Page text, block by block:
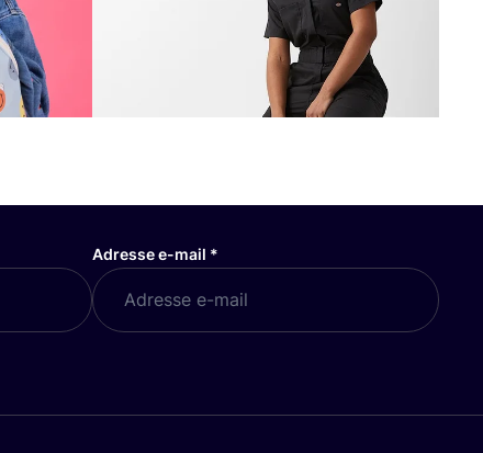
Adresse e-mail *